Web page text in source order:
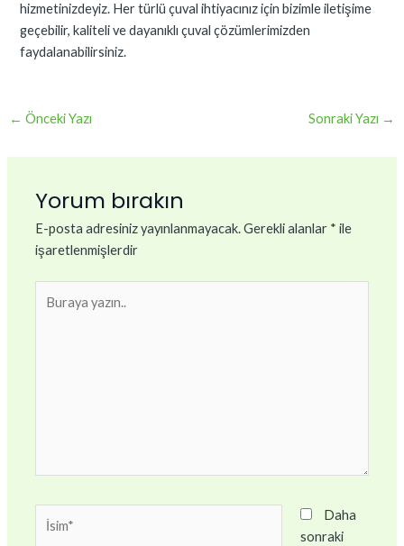
hizmetinizdeyiz. Her türlü çuval ihtiyacınız için bizimle iletişime
geçebilir, kaliteli ve dayanıklı çuval çözümlerimizden
faydalanabilirsiniz.
← Önceki Yazı Sonraki Yazı →
Yorum bırakın
E-posta adresiniz yayınlanmayacak.Gerekli alanlar * ile
işaretlenmişlerdir
yazın..
Daha
sonraki